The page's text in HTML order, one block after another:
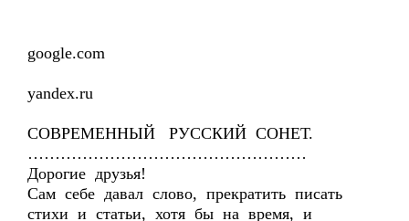
google.com
yandex.ru
СОВРЕМЕННЫЙ РУССКИЙ СОНЕТ.
……………………………………………
Дорогие друзья!
Сам себе давал слово, прекратить писать
стихи и статьи, хотя бы на время, и